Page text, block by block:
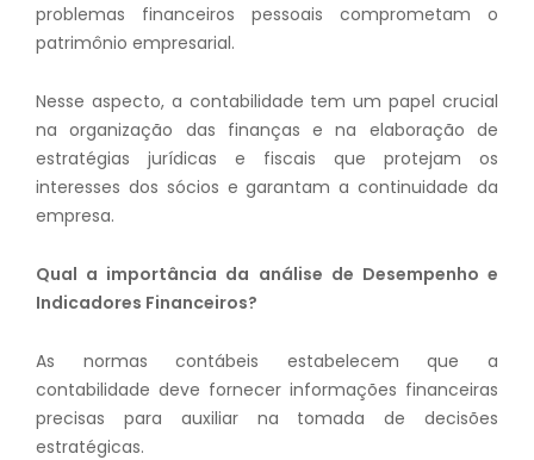
problemas financeiros pessoais comprometam o
patrimônio empresarial.
Nesse aspecto, a contabilidade tem um papel crucial
na organização das finanças e na elaboração de
estratégias jurídicas e fiscais que protejam os
interesses dos sócios e garantam a continuidade da
empresa.
Qual a importância da análise de Desempenho e
Indicadores Financeiros?
As normas contábeis estabelecem que a
contabilidade deve fornecer informações financeiras
precisas para auxiliar na tomada de decisões
estratégicas.